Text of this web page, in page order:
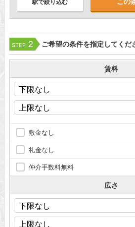
駅で絞り込む
STEP 2 ご希望の条件を指定してくだ
賃料
敷金なし
礼金なし
仲介手数料無料
広さ